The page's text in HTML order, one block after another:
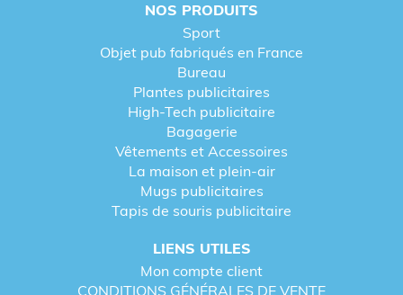
NOS PRODUITS
Sport
Objet pub fabriqués en France
Bureau
Plantes publicitaires
High-Tech publicitaire
Bagagerie
Vêtements et Accessoires
La maison et plein-air
Mugs publicitaires
Tapis de souris publicitaire
LIENS UTILES
Mon compte client
CONDITIONS GÉNÉRALES DE VENTE